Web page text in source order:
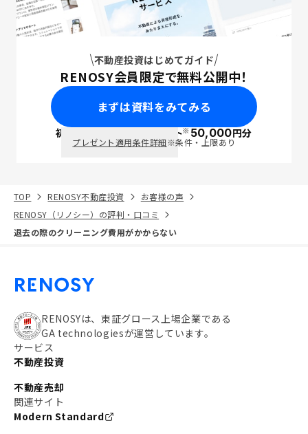
不動産投資はじめてガイド
RENOSY会員限定で無料公開中！
まずは資料をみてみる
初回面談で ポイント※50,000円分
プレゼント適用条件詳細※条件・上限あり
TOP RENOSY不動産投資
お客様の声
RENOSY（リノシー）の評判・口コミ
退去の際のクリーニング費用がかからない
RENOSYは、東証グロース上場企業である
GA technologiesが運営しています。
サービス
不動産投資
不動産売却
関連サイト
Modern Standard